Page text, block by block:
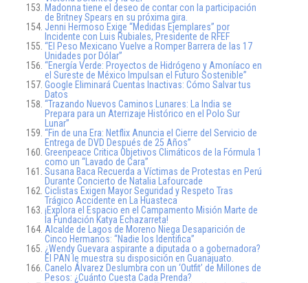
Madonna tiene el deseo de contar con la participación
de Britney Spears en su próxima gira.
Jenni Hermoso Exige “Medidas Ejemplares” por
Incidente con Luis Rubiales, Presidente de RFEF
“El Peso Mexicano Vuelve a Romper Barrera de las 17
Unidades por Dólar”
“Energía Verde: Proyectos de Hidrógeno y Amoníaco en
el Sureste de México Impulsan el Futuro Sostenible”
Google Eliminará Cuentas Inactivas: Cómo Salvar tus
Datos
“Trazando Nuevos Caminos Lunares: La India se
Prepara para un Aterrizaje Histórico en el Polo Sur
Lunar”
“Fin de una Era: Netflix Anuncia el Cierre del Servicio de
Entrega de DVD Después de 25 Años”
Greenpeace Critica Objetivos Climáticos de la Fórmula 1
como un “Lavado de Cara”
Susana Baca Recuerda a Víctimas de Protestas en Perú
Durante Concierto de Natalia Lafourcade
Ciclistas Exigen Mayor Seguridad y Respeto Tras
Trágico Accidente en La Huasteca
¡Explora el Espacio en el Campamento Misión Marte de
la Fundación Katya Echazarreta!
Alcalde de Lagos de Moreno Niega Desaparición de
Cinco Hermanos: “Nadie los Identifica”
¿Wendy Guevara aspirante a diputada o a gobernadora?
El PAN le muestra su disposición en Guanajuato.
Canelo Álvarez Deslumbra con un ‘Outfit’ de Millones de
Pesos: ¿Cuánto Cuesta Cada Prenda?